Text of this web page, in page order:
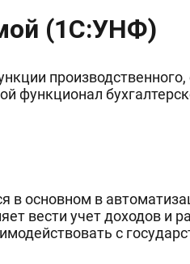
(1С:УНФ)
производственного,
функционал
основном в
вести учет доходов и
с